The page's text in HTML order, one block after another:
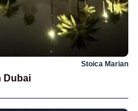
Stoica Marian
Dubai